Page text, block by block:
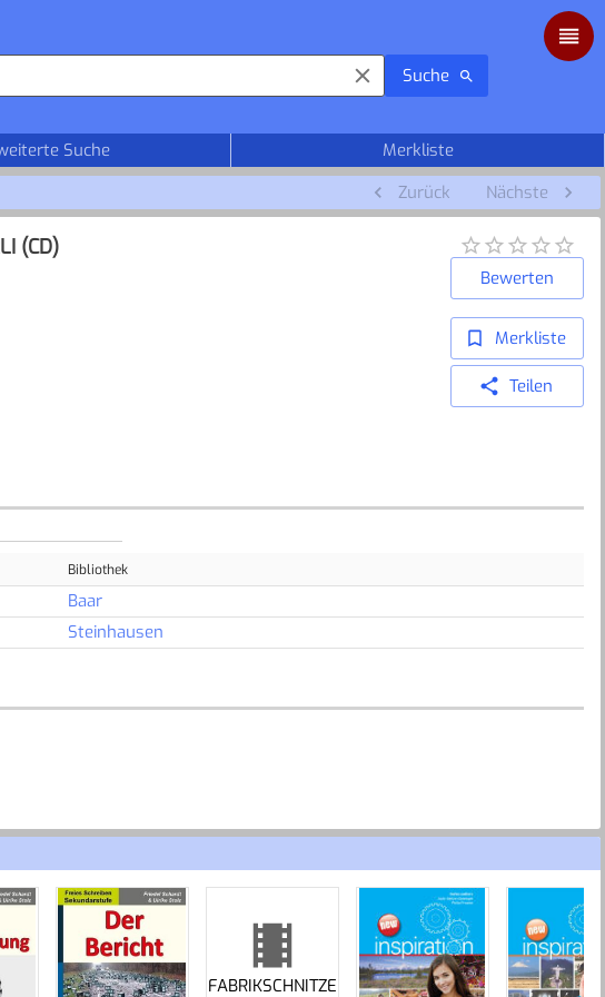
Suche
Suche
Merkliste
Zurück Nächste
(CD)
Bewerten
Merkliste
Teilen
Bibliothek
Baar
Steinhausen
FABRIKSCHNITZE